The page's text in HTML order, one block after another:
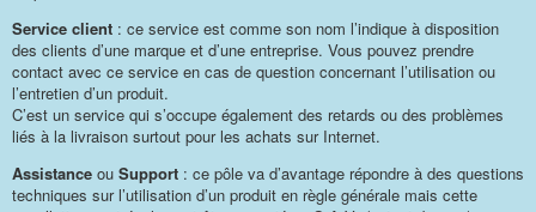
Service client : ce service est comme son nom l’indique à disposition
des clients d’une marque et d’une entreprise. Vous pouvez prendre
contact avec ce service en cas de question concernant l’utilisation ou
l’entretien d’un produit.
C’est un service qui s’occupe également des retards ou des problèmes
liés à la livraison surtout pour les achats sur Internet.
Assistance ou Support : ce pôle va d’avantage répondre à des questions
techniques sur l’utilisation d’un produit en règle générale mais cette